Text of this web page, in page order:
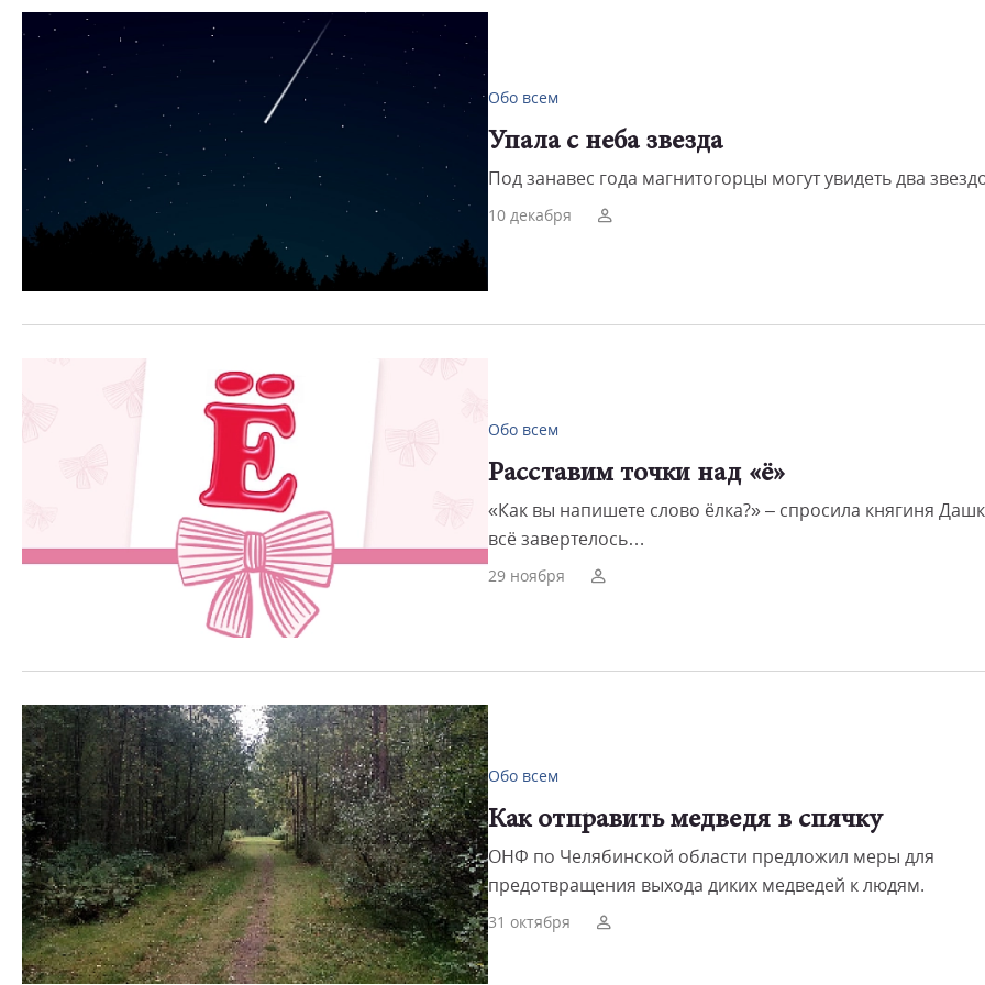
Обо всем
Упала с неба звезда
Под занавес года магнитогорцы могут увидеть два
10 декабря
Обо всем
Расставим точки над «ё»
«Как вы напишете слово ёлка?» – спросила княгиня
всё завертелось…
29 ноября
Обо всем
Как отправить медведя в спячку
ОНФ по Челябинской области предложил меры для
предотвращения выхода диких медведей к людям.
31 октября